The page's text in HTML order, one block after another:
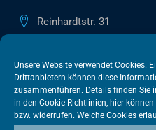
Unsere Website verwendet Cookies.
Drittanbietern können diese
zusammenführen. Details finden Sie
in den Cookie-Richtlinien, hier
bzw. widerrufen. Welche Cookies
Reinhardtstr. 31
+49 30 505615-38
berlin@vatm.de
VATM-Büro Brüssel